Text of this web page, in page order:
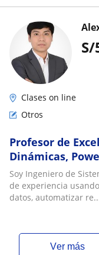
S/
Clases on line
Otros
Profesor de
Dinámicas,
Soy Ingeniero de
de experiencia
datos, automatizar
ver más